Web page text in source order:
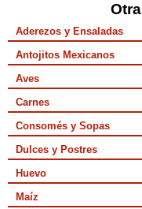
Aderezos y Ensaladas
Antojitos Mexicanos
Aves
Carnes
Consomés y Sopas
Dulces y Postres
Huevo
Maíz